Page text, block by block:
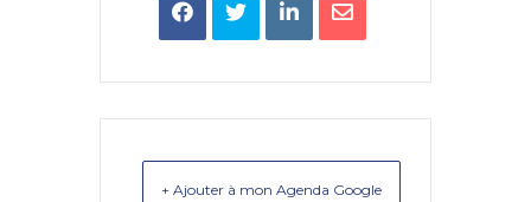
+ Ajouter à mon Agenda Google